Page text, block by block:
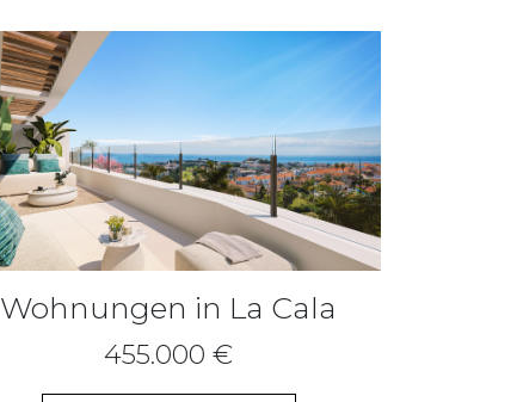
Wohnungen in La Cala
455.000 €